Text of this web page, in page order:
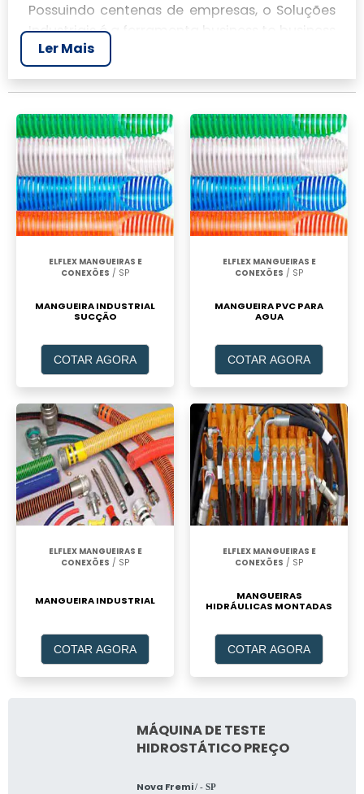
Possuindo centenas de empresas, o Soluções
Industriais é a ferramenta business to business
mais completo da área industrial. Para
realizar um orçamento de Mangueira de
borracha para ar comprimido, clique em um
ou mais dos anuciantes a seguir:
Ler Mais
ELFLEX MANGUEIRAS E
CONEXÕES / SP
MANGUEIRA INDUSTRIAL
SUCÇÃO
COTAR AGORA
ELFLEX MANGUEIRAS E
CONEXÕES / SP
MANGUEIRA PVC PARA
AGUA
COTAR AGORA
ELFLEX MANGUEIRAS E
CONEXÕES / SP
MANGUEIRA INDUSTRIAL
COTAR AGORA
ELFLEX MANGUEIRAS E
CONEXÕES / SP
MANGUEIRAS
HIDRÁULICAS MONTADAS
COTAR AGORA
MÁQUINA DE TESTE
HIDROSTÁTICO PREÇO
Nova Fremi/ - SP